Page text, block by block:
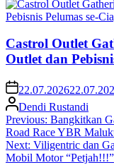
Castrol Outlet
Outlet dan
22.07.2026
Dendi Rustandi
Post
navigation
Previous: Bangkitkan
Road Race YBR
Next: Viligentric dan
Mobil Motor “Petjah!!!”